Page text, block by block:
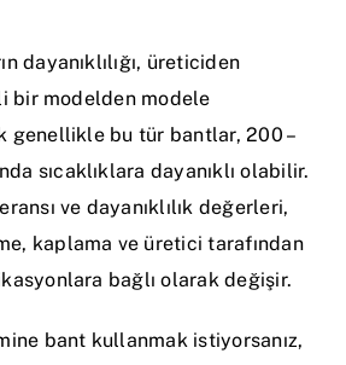
dayanıklılığı, üreticiden
bir modelden modele
genellikle bu tür bantlar, 200 –
sıcaklıklara dayanıklı olabilir.
ve dayanıklılık değerleri,
kaplama ve üretici tarafından
bağlı olarak değişir.
bant kullanmak istiyorsanız,